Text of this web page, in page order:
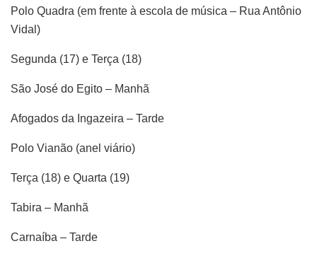
Polo Quadra (em frente à escola de música – Rua Antônio
Vidal)
Segunda (17) e Terça (18)
São José do Egito – Manhã
Afogados da Ingazeira – Tarde
Polo Vianão (anel viário)
Terça (18) e Quarta (19)
Tabira – Manhã
Carnaíba – Tarde